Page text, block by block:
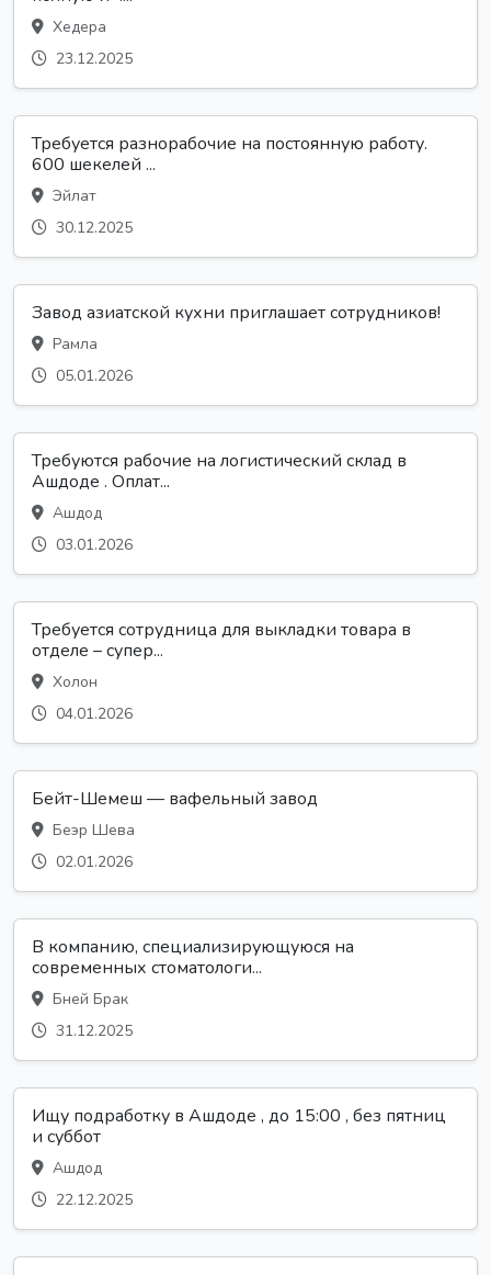
Хедера
23.12.2025
Требуется разнорабочие на постоянную работу.
600 шекелей ...
Эйлат
30.12.2025
Завод азиатской кухни приглашает сотрудников!
Рамла
05.01.2026
Требуются рабочие на логистический склад в
Ашдоде . Оплат...
Ашдод
03.01.2026
Требуется сотрудница для выкладки товара в
отделе – супер...
Холон
04.01.2026
Бейт-Шемеш — вафельный завод
Беэр Шева
02.01.2026
В компанию, специализирующуюся на
современных стоматологи...
Бней Брак
31.12.2025
Ищу подработку в Ашдоде , до 15:00 , без пятниц
и суббот
Ашдод
22.12.2025